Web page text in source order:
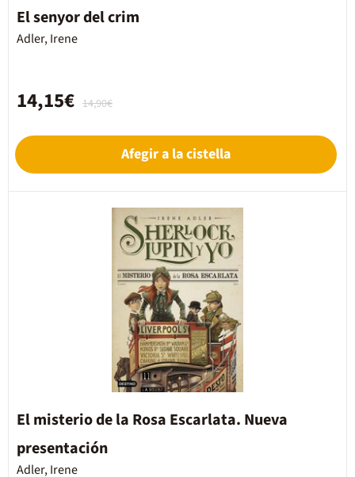
El senyor del crim
Adler, Irene
14,90€
14,15€
Afegir a la cistella
El misterio de la Rosa Escarlata. Nueva
presentación
Adler, Irene